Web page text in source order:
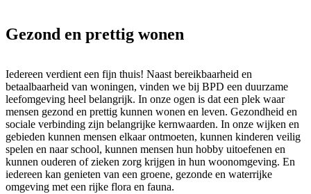
Gezond en prettig wonen
Iedereen verdient een fijn thuis! Naast bereikbaarheid en
betaalbaarheid van woningen, vinden we bij BPD een duurzame
leefomgeving heel belangrijk. In onze ogen is dat een plek waar
mensen gezond en prettig kunnen wonen en leven. Gezondheid en
sociale verbinding zijn belangrijke kernwaarden. In onze wijken en
gebieden kunnen mensen elkaar ontmoeten, kunnen kinderen veilig
spelen en naar school, kunnen mensen hun hobby uitoefenen en
kunnen ouderen of zieken zorg krijgen in hun woonomgeving. En
iedereen kan genieten van een groene, gezonde en waterrijke
omgeving met een rijke flora en fauna.